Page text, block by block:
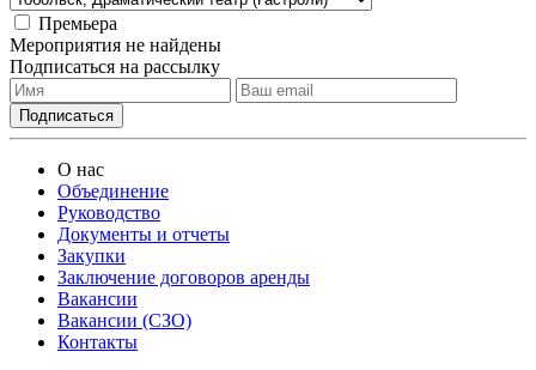
Премьера
Мероприятия не найдены
Подписаться на рассылку
О нас
Объединение
Руководство
Документы и отчеты
Закупки
Заключение договоров аренды
Вакансии
Вакансии (СЗО)
Контакты